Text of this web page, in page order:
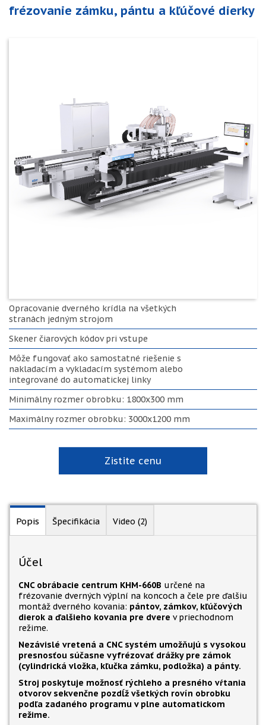
frézovanie zámku, pántu a kľúčové dierky
Opracovanie dverného krídla na všetkých
stranách jedným strojom
Skener čiarových kódov pri vstupe
Môže fungovať ako samostatné riešenie s
nakladacím a vykladacím systémom alebo
integrované do automatickej linky
Minimálny rozmer obrobku: 1800x300 mm
Maximálny rozmer obrobku: 3000x1200 mm
Zistite cenu
Popis Špecifikácia Video (2)
Účel
CNC obrábacie centrum KHM-660B určené na
frézovanie dverných výplní na koncoch a čele pre ďalšiu
montáž dverného kovania: pántov, zámkov, kľúčových
dierok a ďalšieho kovania pre dvere v priechodnom
režime.
Nezávislé vretená a CNC systém umožňujú s vysokou
presnosťou súčasne vyfrézovať drážky pre zámok
(cylindrická vložka, kľučka zámku, podložka) a pánty.
Stroj poskytuje možnosť rýchleho a presného vŕtania
otvorov sekvenčne pozdĺž všetkých rovín obrobku
podľa zadaného programu v plne automatickom
režime.